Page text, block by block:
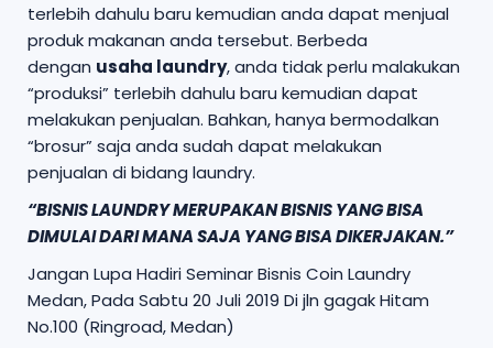
terlebih dahulu baru kemudian anda dapat menjual
produk makanan anda tersebut. Berbeda
dengan usaha laundry, anda tidak perlu malakukan
“produksi” terlebih dahulu baru kemudian dapat
melakukan penjualan. Bahkan, hanya bermodalkan
“brosur” saja anda sudah dapat melakukan
penjualan di bidang laundry.
“BISNIS LAUNDRY MERUPAKAN BISNIS YANG BISA
DIMULAI DARI MANA SAJA YANG BISA DIKERJAKAN.”
Jangan Lupa Hadiri Seminar Bisnis Coin Laundry
Medan, Pada Sabtu 20 Juli 2019 Di jln gagak Hitam
No.100 (Ringroad, Medan)